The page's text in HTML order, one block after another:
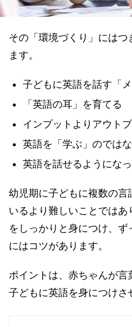
その「環境づくり」にはつ
ます。
子どもに英語を話す「
「英語の耳」を育てる
インプットよりアウト
英語を「学ぶ」のでは
英語を話せるようにな
幼児期に子どもに複数の
いるより難しいことでは
をしっかりと身につけ、
にはコツがあります。
ポイントは、赤ちゃんが
子どもに英語を身につけさ